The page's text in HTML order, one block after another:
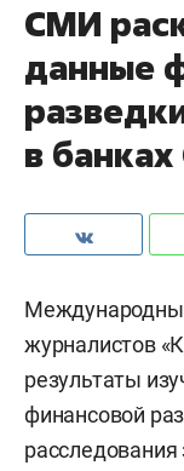
СМИ
данные
в
журналистов
результаты
финансовой
расследования